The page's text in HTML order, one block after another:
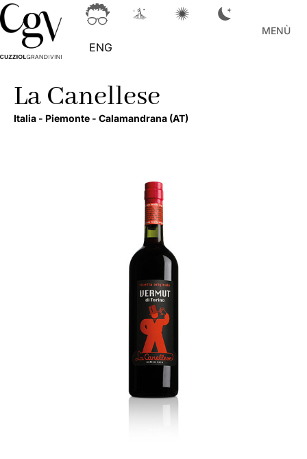
ENG
MENÙ
La Canellese
Italia - Piemonte - Calamandrana (AT)